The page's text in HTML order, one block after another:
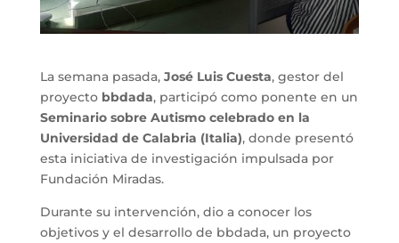
La semana pasada, José Luis Cuesta, gestor del
proyecto bbdada, participó como ponente en un
Seminario sobre Autismo celebrado en la
Universidad de Calabria (Italia), donde presentó
esta iniciativa de investigación impulsada por
Fundación Miradas.
Durante su intervención, dio a conocer los
objetivos y el desarrollo de bbdada, un proyecto